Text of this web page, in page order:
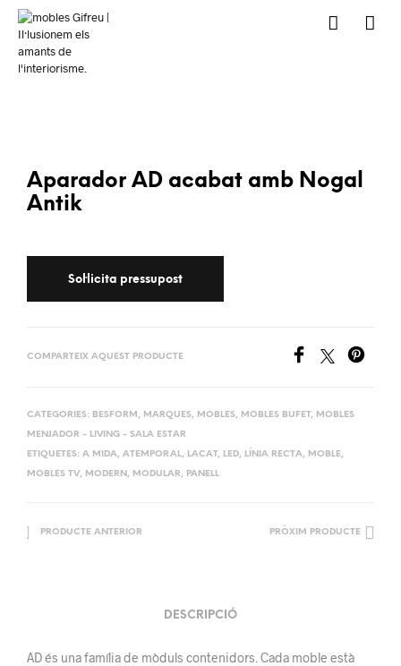
Aparador AD acabat amb Nogal
Antik
COMPARTEIX AQUEST PRODUCTE
CATEGORIES: BESFORM , MARQUES, MOBLES, MOBLES BUFET, MOBLES
MENJADOR - LIVING - SALA ESTAR
ETIQUETES: A MIDA, ATEMPORAL, LACAT, LED, LÍNIA RECTA, MOBLE,
MOBLES TV, MODERN , MODULAR, PANELL
PRODUCTE ANTERIOR PRÒXIM PRODUCTE
DESCRIPCIÓ
AD és una família de mòduls contenidors. Cada moble està